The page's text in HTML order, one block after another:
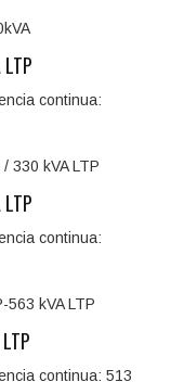
continua:
continua:
continua: 513